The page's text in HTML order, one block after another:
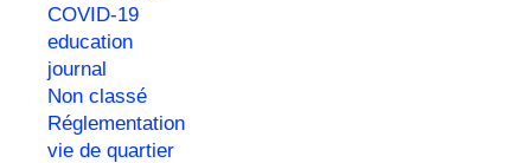
COVID-19
education
journal
Non classé
Réglementation
vie de quartier